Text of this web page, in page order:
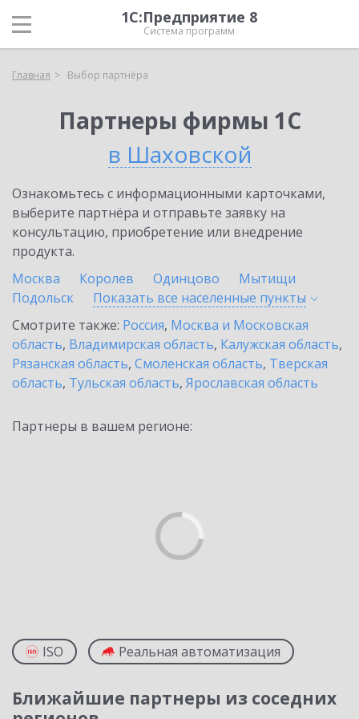
1С:Предприятие 8
Система программ
Главная Выбор партнёра
Партнеры фирмы 1С
в Шаховской
Ознакомьтесь с информационными карточками,
выберите партнёра и отправьте заявку на
консультацию, приобретение или внедрение
продукта.
Москва
Королев Одинцово
Мытищи
Подольск
Показать все населенные пункты
Смотрите также: Россия, Москва и Московская
область, Владимирская область, Калужская область,
Рязанская область, Смоленская область, Тверская
область, Тульская область, Ярославская область
Партнеры в вашем регионе:
ISO Реальная автоматизация
Ближайшие партнеры из соседних